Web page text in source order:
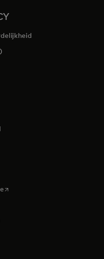
opens in a new tab
new tab
in a new tab
in a new tab